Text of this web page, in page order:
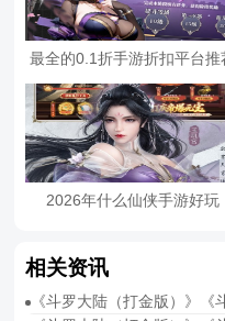
最全的0.1折手游折扣平台推
2026年什么仙侠手游好玩
相关资讯
《斗罗大陆（打金版）》《